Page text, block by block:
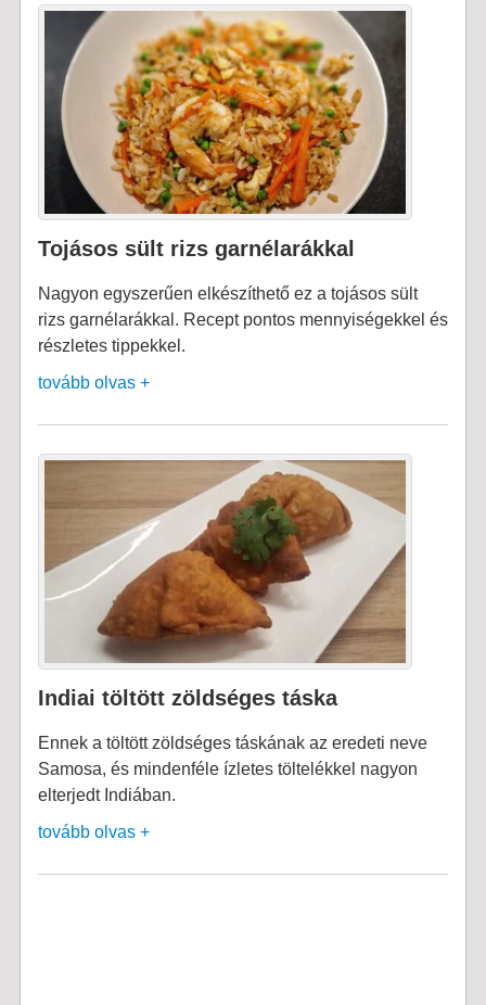
Tojásos sült rizs garnélarákkal
Nagyon egyszerűen elkészíthető ez a tojásos sült
rizs garnélarákkal. Recept pontos mennyiségekkel és
részletes tippekkel.
tovább olvas +
Indiai töltött zöldséges táska
Ennek a töltött zöldséges táskának az eredeti neve
Samosa, és mindenféle ízletes töltelékkel nagyon
elterjedt Indiában.
tovább olvas +